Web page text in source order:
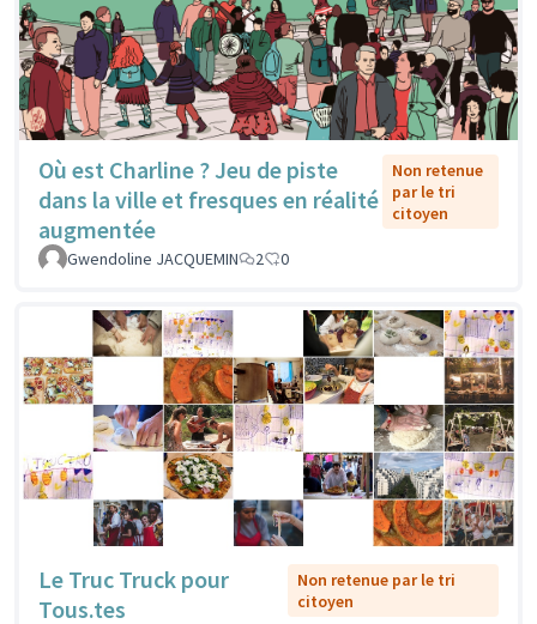
Où est Charline ? Jeu de piste
dans la ville et fresques en réalité
augmentée
Non retenue
par le tri
citoyen
Gwendoline JACQUEMIN 2 0
Le Truc Truck pour
Tous.tes
Non retenue par le tri
citoyen